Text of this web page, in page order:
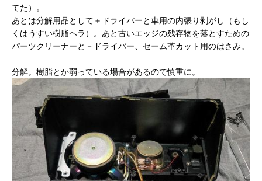
てた）。
あとは分解用品として＋ドライバーと車用の内張り剥がし（もし
くはうすい樹脂ヘラ）。あと古いエッジの残存物を落とすための
パーツクリーナーと－ドライバー、セーム革カット用のはさみ。
分解。樹脂とか弱っている場合があるので慎重に。